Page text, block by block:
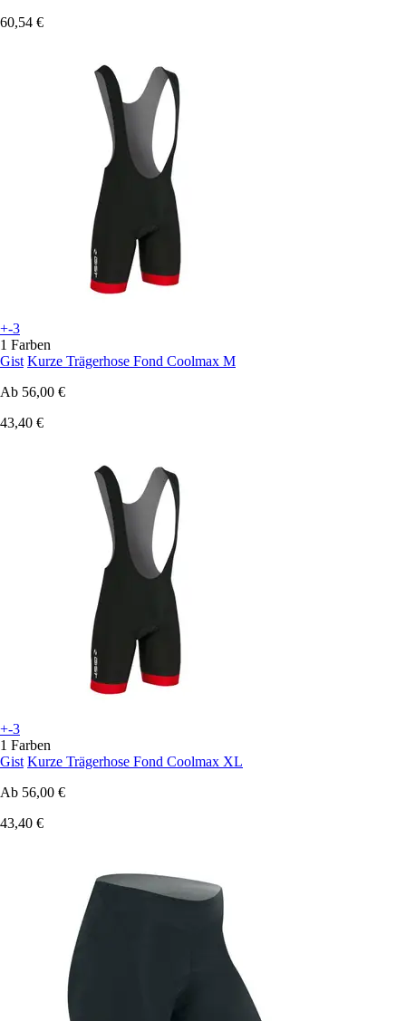
60,54 €
+-3
1 Farben
Gist Kurze Trägerhose Fond Coolmax M
Ab 56,00 €
43,40 €
+-3
1 Farben
Gist Kurze Trägerhose Fond Coolmax XL
Ab 56,00 €
43,40 €